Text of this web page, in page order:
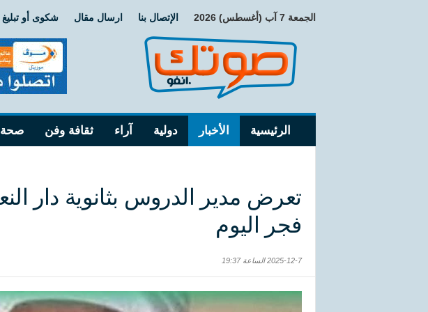
الجمعة 7 آب (أغسطس) 2026 الإتصال بنا ارسال مقال شكوى أو تبليغ
الرئيسية الأخبار دولية آراء ثقافة وفن صحة
فجر اليوم
2025-12-7 الساعة 19:37